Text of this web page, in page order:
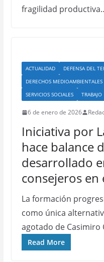
fragilidad
ACTUALIDAD DEFENSA DEL
DERECHOS MEDIOAMBIENTALES
SERVICIOS SOCIALES
TRABAJO
6 de enero de 2026
Iniciativa por
hace balance
desarrollado
consejeros
La formación
como única
agotado de Casimiro
Read More